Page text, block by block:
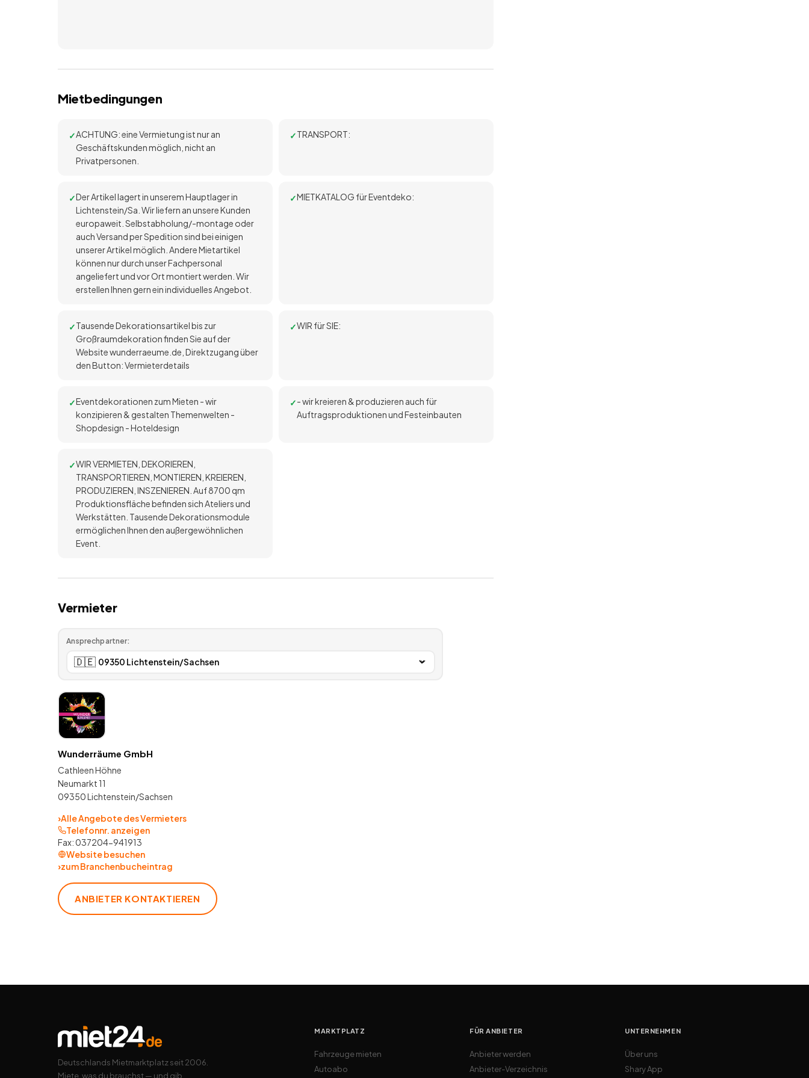
Mietbedingungen
ACHTUNG: eine Vermietung ist nur an
Geschäftskunden möglich, nicht an
Privatpersonen.
TRANSPORT:
Der Artikel lagert in unserem Hauptlager in
Lichtenstein/Sa. Wir liefern an unsere Kunden
europaweit. Selbstabholung/-montage oder
auch Versand per Spedition sind bei einigen
unserer Artikel möglich. Andere Mietartikel
können nur durch unser Fachpersonal
angeliefert und vor Ort montiert werden. Wir
erstellen Ihnen gern ein individuelles Angebot.
MIETKATALOG für Eventdeko:
Tausende Dekorationsartikel bis zur
Großraumdekoration finden Sie auf der
Website wunderraeume.de, Direktzugang über
den Button: Vermieterdetails
WIR für SIE:
Eventdekorationen zum Mieten - wir
konzipieren & gestalten Themenwelten -
Shopdesign - Hoteldesign
- wir kreieren & produzieren auch für
Auftragsproduktionen und Festeinbauten
WIR VERMIETEN, DEKORIEREN,
TRANSPORTIEREN, MONTIEREN, KREIEREN,
PRODUZIEREN, INSZENIEREN. Auf 8700 qm
Produktionsfläche befinden sich Ateliers und
Werkstätten. Tausende Dekorationsmodule
ermöglichen Ihnen den außergewöhnlichen
Event.
Vermieter
Ansprechpartner:
🇩🇪
Wunderräume GmbH
Cathleen Höhne
Neumarkt 11
09350 Lichtenstein/Sachsen
›Alle Angebote des Vermieters
Telefonnr. anzeigen
Fax:037204-941913
Website besuchen
›zum Branchenbucheintrag
ANBIETER KONTAKTIEREN
Deutschlands Mietmarktplatz seit 2006.
Miete, was du brauchst — und gib
MARKTPLATZ
Fahrzeuge mieten
Autoabo
FÜR ANBIETER
Anbieter werden
Anbieter-Verzeichnis
UNTERNEHMEN
Über uns
Shary App